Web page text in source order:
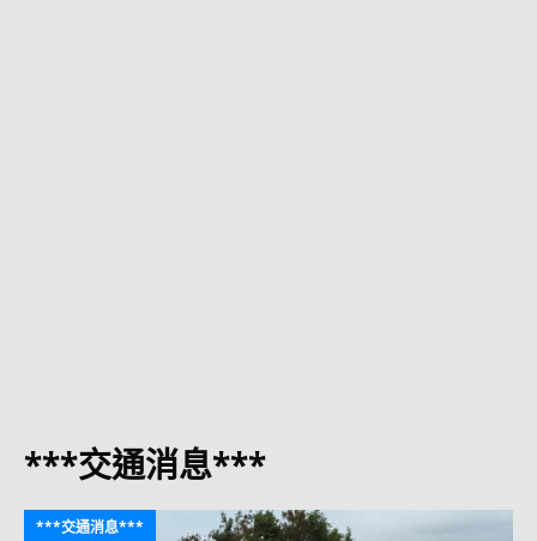
***交通消息***
***交通消息***